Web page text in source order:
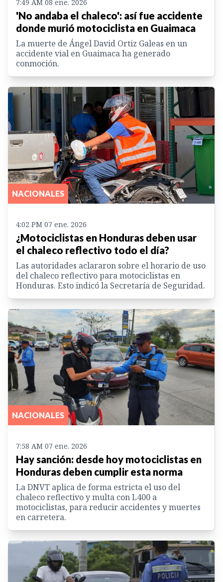
7:49 AM 08 ene. 2026
'No andaba el chaleco': así fue accidente
donde murió motociclista en Guaimaca
La muerte de Ángel David Ortiz Galeas en un
accidente vial en Guaimaca ha generado
conmoción.
NACIONALES
4:02 PM 07 ene. 2026
¿Motociclistas en Honduras deben usar
el chaleco reflectivo todo el día?
Las autoridades aclararon sobre el horario de uso
del chaleco reflectivo para motociclistas en
Honduras. Esto indicó la Secretaría de Seguridad.
NACIONALES
7:58 AM 07 ene. 2026
Hay sanción: desde hoy motociclistas en
Honduras deben cumplir esta norma
La DNVT aplica de forma estricta el uso del
chaleco reflectivo y multa con L400 a
motociclistas, para reducir accidentes y muertes
en carretera.